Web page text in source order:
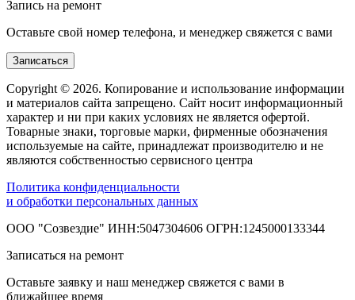
Запись на ремонт
Оставьте свой номер телефона, и менеджер свяжется с вами
Записаться
Copyright © 2026. Копирование и использование информации
и материалов сайта запрещено. Сайт носит информационный
характер и ни при каких условиях не является офертой.
Товарные знаки, торговые марки, фирменные обозначения
используемые на сайте, принадлежат производителю и не
являются собственностью сервисного центра
Политика конфиденциальности
и обработки персональных данных
ООО "Созвездие" ИНН:5047304606 ОГРН:1245000133344
Записаться на ремонт
Оставьте заявку и наш менеджер свяжется с вами в
ближайшее время